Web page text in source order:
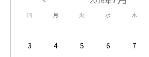
日 月 火 水 木
3
4 5 6 7